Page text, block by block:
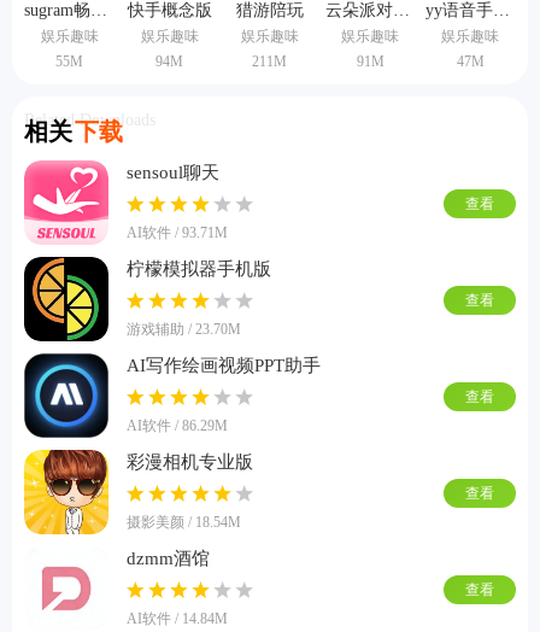
sugram畅聊版
娱乐趣味
55M
快手概念版
娱乐趣味
94M
猎游陪玩
娱乐趣味
211M
云朵派对手机版
娱乐趣味
91M
yy语音手机版
娱乐趣味
47M
相关下载
Related Downloads
sensoul聊天
AI软件 / 93.71M
查看
柠檬模拟器手机版
游戏辅助 / 23.70M
查看
AI写作绘画视频PPT助手
AI软件 / 86.29M
查看
彩漫相机专业版
摄影美颜 / 18.54M
查看
dzmm酒馆
AI软件 / 14.84M
查看